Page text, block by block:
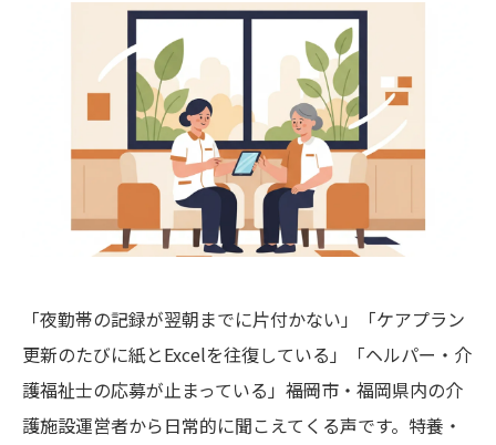
「夜勤帯の記録が翌朝までに片付かない」「ケアプラン
更新のたびに紙とExcelを往復している」「ヘルパー・介
護福祉士の応募が止まっている」――福岡市・福岡県内の介
護施設運営者から日常的に聞こえてくる声です。特養・